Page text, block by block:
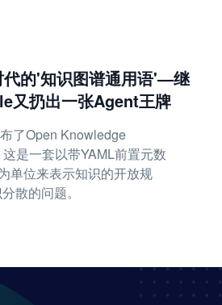
的'知识图谱通用语'—继
又扔出一张Agent王牌
了Open Knowledge
是一套以带YAML前置元数
单位来表示知识的开放规
散的问题。